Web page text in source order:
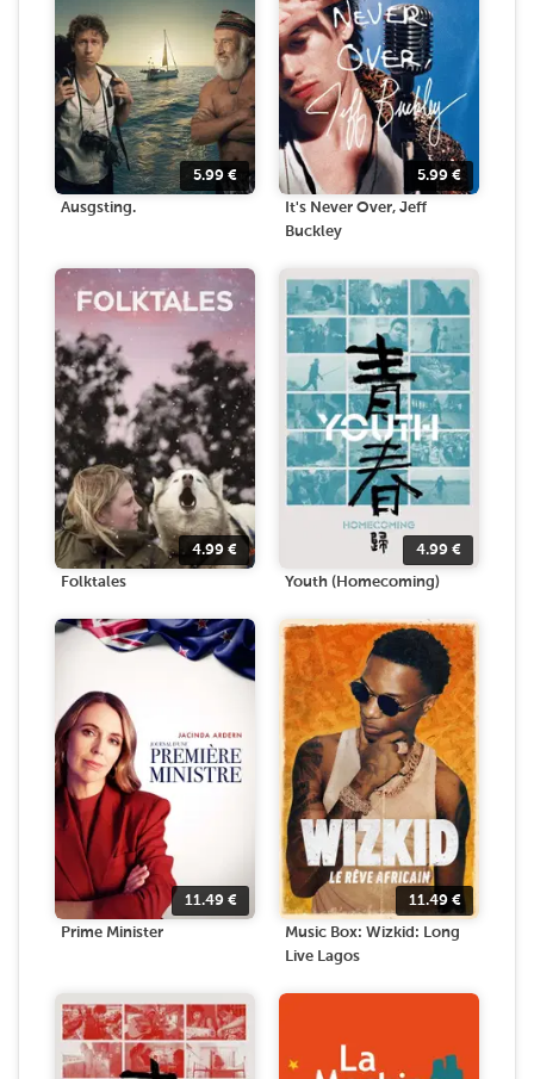
5.99 €
Ausgsting.
5.99 €
It's Never Over, Jeff
Buckley
4.99 €
Folktales
4.99 €
Youth (Homecoming)
11.49 €
Prime Minister
11.49 €
Music Box: Wizkid: Long
Live Lagos